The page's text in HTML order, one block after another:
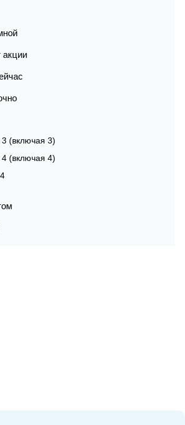
акции
(включая 3)
(включая 4)